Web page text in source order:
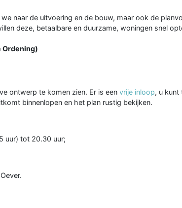
naar de uitvoering en de bouw, maar ook de
deze, betaalbare en duurzame, woningen snel
Ordening)
ontwerp te komen zien. Er is een vrije inloop, u kunt
binnenlopen en het plan rustig bekijken.
uur) tot 20.30 uur;